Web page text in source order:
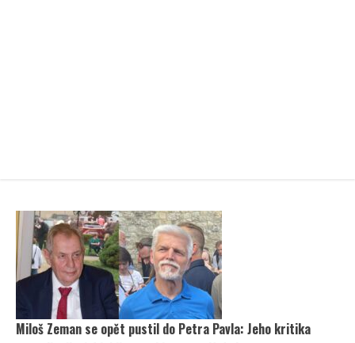
Miloš Zeman se opět pustil do Petra Pavla: Jeho kritika